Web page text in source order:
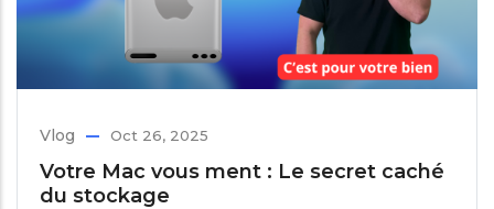
Vlog Oct 26, 2025
Votre Mac vous ment : Le secret caché
du stockage